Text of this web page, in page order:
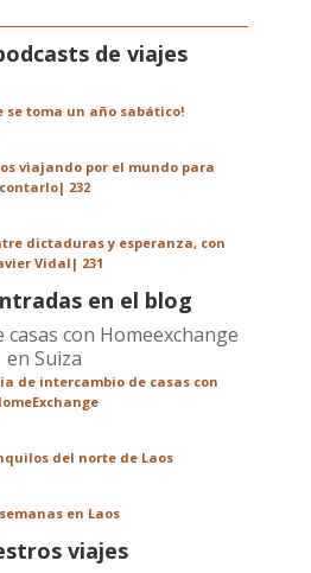
de viajes
se toma un año sabático!
viajando por el mundo para
contarlo| 232
dictaduras y esperanza, con
Vidal| 231
en el blog
de intercambio de casas con
del norte de Laos
en Laos
viajes